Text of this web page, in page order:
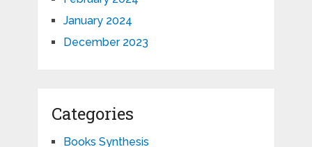
January 2024
December 2023
Categories
Books Synthesis